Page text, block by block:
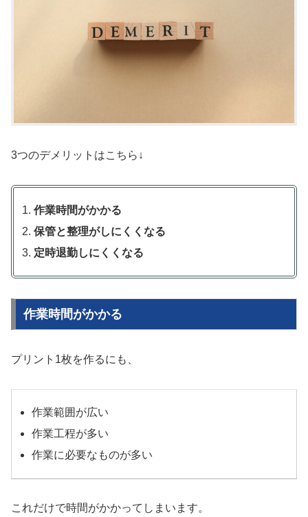
3つのデメリットはこちら↓
作業時間がかかる
保管と整理がしにくくなる
定時退勤しにくくなる
作業時間がかかる
プリント1枚を作るにも、
作業範囲が広い
作業工程が多い
作業に必要なものが多い
これだけで時間がかかってしまいます。